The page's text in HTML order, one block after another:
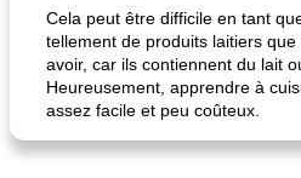
Cela peut être difficile en tant
tellement de produits laitiers
avoir, car ils contiennent du lait
Heureusement, apprendre à
assez facile et peu coûteux.